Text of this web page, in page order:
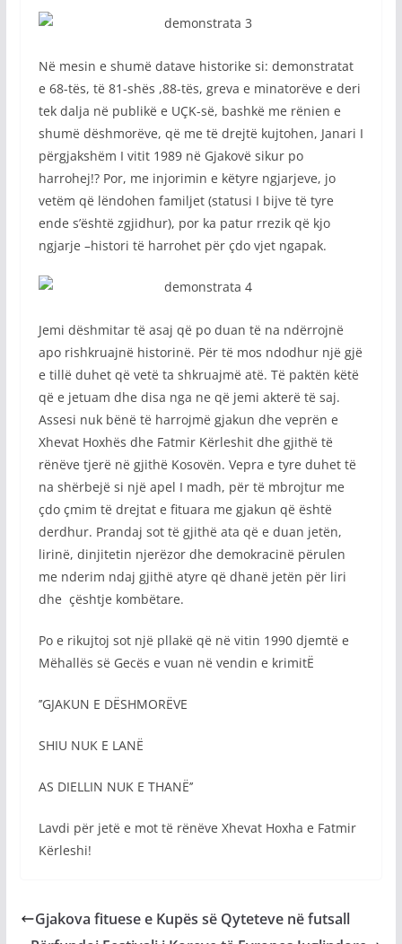
Në mesin e shumë datave historike si: demonstratat
e 68-tës, të 81-shës ,88-tës, greva e minatorëve e deri
tek dalja në publikë e UÇK-së, bashkë me rënien e
shumë dëshmorëve, që me të drejtë kujtohen, Janari I
përgjakshëm I vitit 1989 në Gjakovë sikur po
harrohej!? Por, me injorimin e këtyre ngjarjeve, jo
vetëm që lëndohen familjet (statusi I bijve të tyre
ende s’është zgjidhur), por ka patur rrezik që kjo
ngjarje –histori të harrohet për çdo vjet ngapak.
Jemi dëshmitar të asaj që po duan të na ndërrojnë
apo rishkruajnë historinë. Për të mos ndodhur një gjë
e tillë duhet që vetë ta shkruajmë atë. Të paktën këtë
që e jetuam dhe disa nga ne që jemi akterë të saj.
Assesi nuk bënë të harrojmë gjakun dhe veprën e
Xhevat Hoxhës dhe Fatmir Kërleshit dhe gjithë të
rënëve tjerë në gjithë Kosovën. Vepra e tyre duhet të
na shërbejë si një apel I madh, për të mbrojtur me
çdo çmim të drejtat e fituara me gjakun që është
derdhur. Prandaj sot të gjithë ata që e duan jetën,
lirinë, dinjitetin njerëzor dhe demokracinë përulen
me nderim ndaj gjithë atyre që dhanë jetën për liri
dhe çështje kombëtare.
Po e rikujtoj sot një pllakë që në vitin 1990 djemtë e
Mëhallës së Gecës e vuan në vendin e krimitË
’’GJAKUN E DËSHMORËVE
SHIU NUK E LANË
AS DIELLIN NUK E THANË’’
Lavdi për jetë e mot të rënëve Xhevat Hoxha e Fatmir
Kërleshi!
Gjakova fituese e Kupës së Qyteteve në futsall